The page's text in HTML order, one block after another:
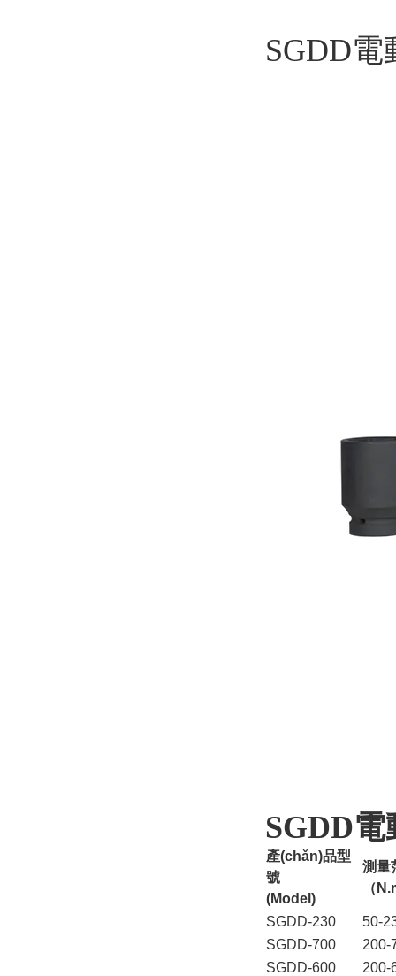
SGDD
SGDD電
產(chǎn)品型
號
(Model)
測量
（
SGDD-230
50-
SGDD-700
200-
SGDD-600
200-